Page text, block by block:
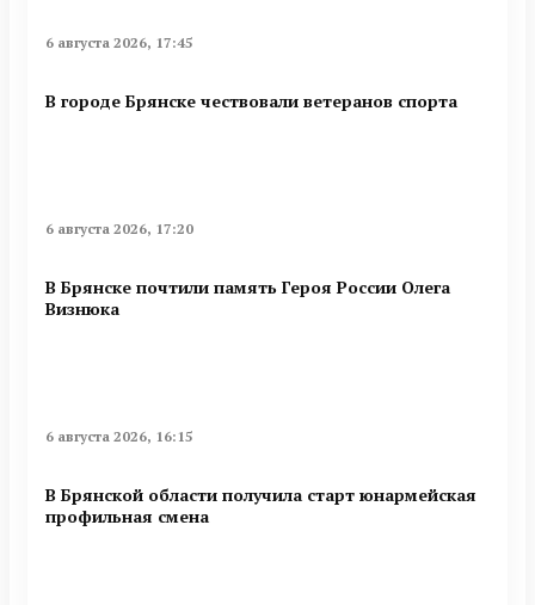
6 августа 2026, 17:45
В городе Брянске чествовали ветеранов спорта
6 августа 2026, 17:20
В Брянске почтили память Героя России Олега
Визнюка
6 августа 2026, 16:15
В Брянской области получила старт юнармейская
профильная смена